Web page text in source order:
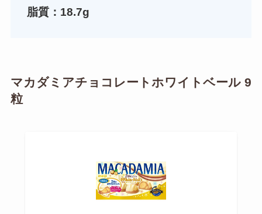
脂質：18.7g
マカダミアチョコレートホワイトベール 9
粒